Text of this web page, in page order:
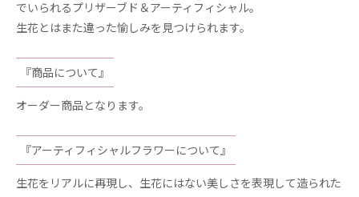
でいられるプリザーブド＆アーティフィシャル。
生花とはまた違った愉しみを見つけられます。
『商品について』
オーダー商品となります。
『アーティフィシャルフラワーについて』
生花をリアルに再現し、生花にはない美しさを表現して造られた